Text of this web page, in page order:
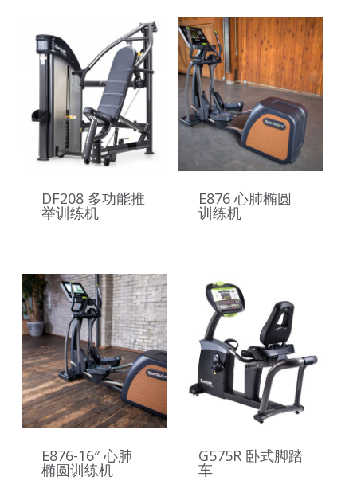
DF208 多功能推
举训练机
E876 心肺椭圆
训练机
E876-16″ 心肺
椭圆训练机
G575R 卧式脚踏
车